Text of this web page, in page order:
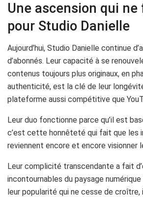
Une ascension qui
pour Studio Danielle
Aujourd’hui, Studio Danielle continue
d’abonnés. Leur capacité à se
contenus toujours plus originaux, en
authenticité, est la clé de leur
plateforme aussi compétitive que
Leur duo fonctionne parce qu’il est
c’est cette honnêteté qui fait que les
reviennent encore et encore visionner
Leur complicité transcendante a fait
incontournables du paysage
leur popularité qui ne cesse de croître,